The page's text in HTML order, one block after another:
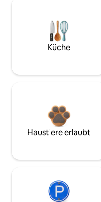
Küche
Haustiere erlaubt